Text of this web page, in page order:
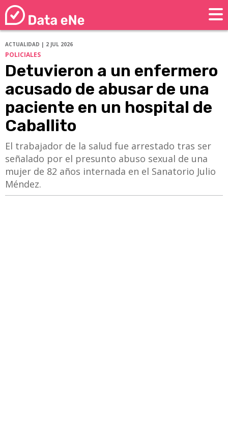
ACTUALIDAD | 2 JUL 2026
POLICIALES
Detuvieron a un enfermero
acusado de abusar de una
paciente en un hospital de
Caballito
El trabajador de la salud fue arrestado tras ser
señalado por el presunto abuso sexual de una
mujer de 82 años internada en el Sanatorio Julio
Méndez.